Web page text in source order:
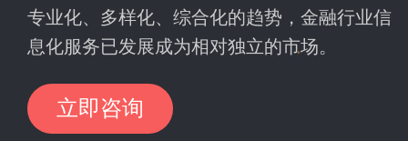
专业化、多样化、综合化的趋势，金融行业信
息化服务已发展成为相对独立的市场。
立即咨询